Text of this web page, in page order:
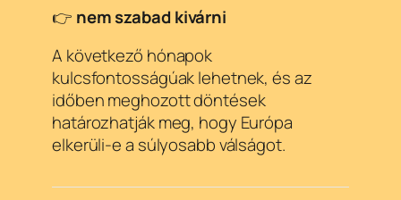
👉 nem szabad kivárni
A következő hónapok
kulcsfontosságúak lehetnek, és az
időben meghozott döntések
határozhatják meg, hogy Európa
elkerüli-e a súlyosabb válságot.